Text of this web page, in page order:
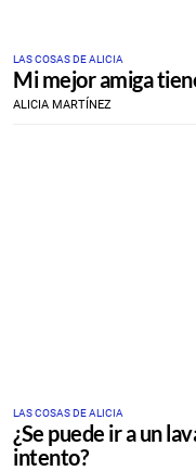
LAS COSAS DE ALICIA
Mi mejor amiga
ALICIA MARTÍNEZ
LAS COSAS DE ALICIA
¿Se puede ir a un
intento?